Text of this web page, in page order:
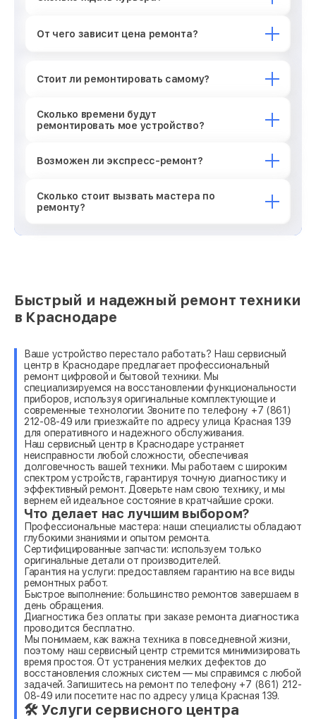
От чего зависит цена ремонта?
Стоит ли ремонтировать самому?
Сколько времени будут
ремонтировать мое устройство?
Возможен ли экспресс-ремонт?
Сколько стоит вызвать мастера по
ремонту?
Быстрый и надежный ремонт техники
в Краснодаре
Ваше устройство перестало работать? Наш сервисный
центр в Краснодаре предлагает профессиональный
ремонт цифровой и бытовой техники. Мы
специализируемся на восстановлении функциональности
приборов, используя оригинальные комплектующие и
современные технологии. Звоните по телефону +7 (861)
212-08-49 или приезжайте по адресу улица Красная 139
для оперативного и надежного обслуживания.
Наш сервисный центр в Краснодаре устраняет
неисправности любой сложности, обеспечивая
долговечность вашей техники. Мы работаем с широким
спектром устройств, гарантируя точную диагностику и
эффективный ремонт. Доверьте нам свою технику, и мы
вернем ей идеальное состояние в кратчайшие сроки.
Что делает нас лучшим выбором?
Профессиональные мастера: наши специалисты обладают
глубокими знаниями и опытом ремонта.
Сертифицированные запчасти: используем только
оригинальные детали от производителей.
Гарантия на услуги: предоставляем гарантию на все виды
ремонтных работ.
Быстрое выполнение: большинство ремонтов завершаем в
день обращения.
Диагностика без оплаты: при заказе ремонта диагностика
проводится бесплатно.
Мы понимаем, как важна техника в повседневной жизни,
поэтому наш сервисный центр стремится минимизировать
время простоя. От устранения мелких дефектов до
восстановления сложных систем — мы справимся с любой
задачей. Запишитесь на ремонт по телефону +7 (861) 212-
08-49 или посетите нас по адресу улица Красная 139.
🛠 Услуги сервисного центра